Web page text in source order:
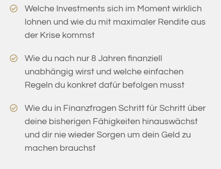
Welche Investments sich im Moment wirklich
lohnen und wie du mit maximaler Rendite aus
der Krise kommst
Wie du nach nur 8 Jahren finanziell
unabhängig wirst und welche einfachen
Regeln du konkret dafür befolgen musst
Wie du in Finanzfragen Schritt für Schritt über
deine bisherigen Fähigkeiten hinauswächst
und dir nie wieder Sorgen um dein Geld zu
machen brauchst